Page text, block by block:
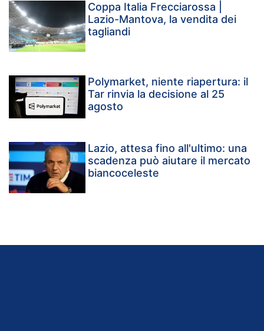
Coppa Italia Frecciarossa |
Lazio-Mantova, la vendita dei
tagliandi
Polymarket, niente riapertura: il
Tar rinvia la decisione al 25
agosto
Lazio, attesa fino all'ultimo: una
scadenza può aiutare il mercato
biancoceleste